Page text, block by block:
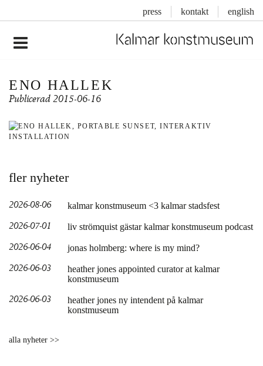
press kontakt english
ENO HALLEK
Publicerad 2015-06-16
fler nyheter
2026-08-06 kalmar konstmuseum <3 kalmar stadsfest
2026-07-01 liv strömquist gästar kalmar konstmuseum podcast
2026-06-04 jonas holmberg: where is my mind?
2026-06-03
heather jones appointed curator at kalmar
konstmuseum
2026-06-03
heather jones ny intendent på kalmar
konstmuseum
alla nyheter >>